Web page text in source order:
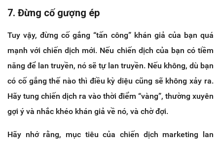
7. Đừng cố gượng ép
Tuy vậy, đừng cố gắng “tấn công” khán giả của bạn quá
mạnh với chiến dịch mới. Nếu chiến dịch của bạn có tiềm
năng để lan truyền, nó sẽ tự lan truyền. Nếu không, dù bạn
có cố gắng thế nào thì điều kỳ diệu cũng sẽ không xảy ra.
Hãy tung chiến dịch ra vào thời điểm “vàng”, thường xuyên
gợi ý và nhắc khéo khán giả về nó, và chờ đợi.
Hãy nhớ rằng, mục tiêu của chiến dịch marketing lan